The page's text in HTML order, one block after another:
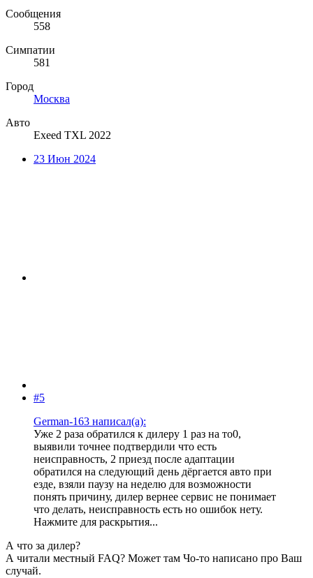
Сообщения
558
Симпатии
581
Город
Москва
Авто
Exeed TXL 2022
23 Июн 2024
#5
German-163 написал(а):
Уже 2 раза обратился к дилеру 1 раз на то0,
выявили точнее подтвердили что есть
неисправность, 2 приезд после адаптации
обратился на следующий день дёргается авто при
езде, взяли паузу на неделю для возможности
понять причину, дилер вернее сервис не понимает
что делать, неисправность есть но ошибок нету.
Нажмите для раскрытия...
А что за дилер?
А читали местный FAQ? Может там Чо-то написано про Ваш
случай.